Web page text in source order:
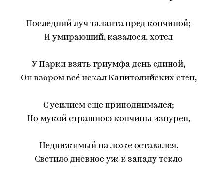
Последний луч таланта пред кончиной;
И умирающий, казалося, хотел
У Парки взять триумфа день единой,
Он взором всё искал Капитолийских стен,
С усилием еще приподнимался;
Но мукой страшною кончины изнурен,
Недвижимый на ложе оставался.
Светило дневное уж к западу текло